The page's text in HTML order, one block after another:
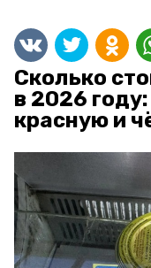
Сколько
в 2026
красную и